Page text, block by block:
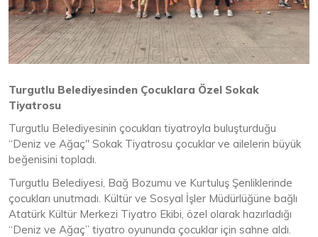
Turgutlu Belediyesinden Çocuklara Özel Sokak
Tiyatrosu
Turgutlu Belediyesinin çocukları tiyatroyla buluşturduğu
“Deniz ve Ağaç" Sokak Tiyatrosu çocuklar ve ailelerin büyük
beğenisini topladı.
Turgutlu Belediyesi, Bağ Bozumu ve Kurtuluş Şenliklerinde
çocukları unutmadı. Kültür ve Sosyal İşler Müdürlüğüne bağlı
Atatürk Kültür Merkezi Tiyatro Ekibi, özel olarak hazırladığı
“Deniz ve Ağaç” tiyatro oyununda çocuklar için sahne aldı.